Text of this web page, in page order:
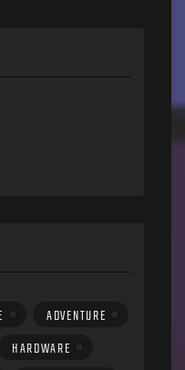
ADVENTURE
HARDWARE